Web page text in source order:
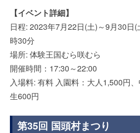
【イベント詳細】
日程: 2023年7月22日(土)～9月30日
時30分
場所: 体験王国むら咲むら
開催時間：17:30～22:00
入場料: 有料 入園料：大人1,500円
生600円
第35回 国頭村まつり